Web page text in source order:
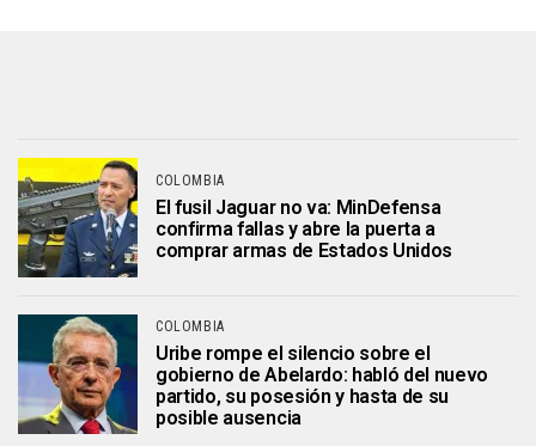
COLOMBIA
El fusil Jaguar no va: MinDefensa
confirma fallas y abre la puerta a
comprar armas de Estados Unidos
COLOMBIA
Uribe rompe el silencio sobre el
gobierno de Abelardo: habló del nuevo
partido, su posesión y hasta de su
posible ausencia